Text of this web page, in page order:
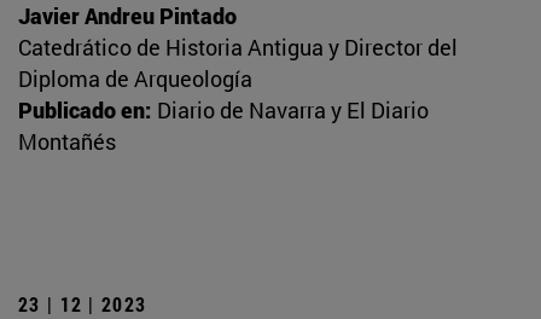
Javier Andreu Pintado
Catedrático de Historia Antigua y Director del
Diploma de Arqueología
Publicado en: Diario de Navarra y El Diario
Montañés
23 | 12 | 2023